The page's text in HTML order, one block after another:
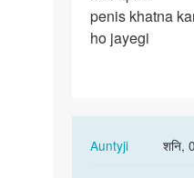
apna
penis
penis khatna
ho jayegi
Auntyji
शनि,
In